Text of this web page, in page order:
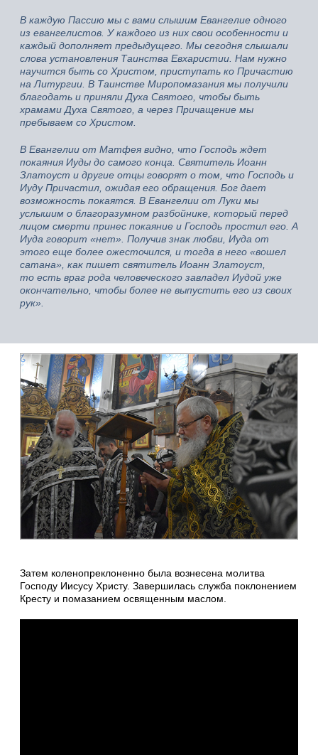
В каждую Пассию мы с вами слышим Евангелие одного
из евангелистов. У каждого из них свои особенности и
каждый дополняет предыдущего. Мы сегодня слышали
слова установления Таинства Евхаристии. Нам нужно
научится быть со Христом, приступать ко Причастию
на Литургии. В Таинстве Миропомазания мы получили
благодать и приняли Духа Святого, чтобы быть
храмами Духа Святого, а через Причащение мы
пребываем со Христом.
В Евангелии от Матфея видно, что Господь ждет
покаяния Иуды до самого конца. Святитель Иоанн
Златоуст и другие отцы говорят о том, что Господь и
Иуду Причастил, ожидая его обращения. Бог дает
возможность покаятся. В Евангелии от Луки мы
услышим о благоразумном разбойнике, который перед
лицом смерти принес покаяние и Господь простил его. А
Иуда говорит «нет». Получив знак любви, Иуда от
этого еще более ожесточился, и тогда в него «вошел
сатана», как пишет святитель Иоанн Златоуст,
то есть враг рода человеческого завладел Иудой уже
окончательно, чтобы более не выпустить его из своих
рук».
Затем коленопреклоненно была вознесена молитва
Господу Иисусу Христу. Завершилась служба поклонением
Кресту и помазанием освященным маслом.